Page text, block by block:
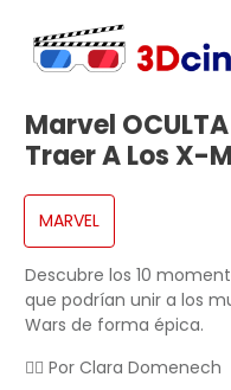
Marvel
Traer A Los X-
MARVEL
Descubre los 10
que podrían unir a los
Wars de forma épica.
✍🏻 Por Clara Domenech